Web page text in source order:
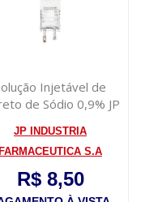
Injetável de
de Sódio 0,9% JP
JP INDUSTRIA
FARMACEUTICA S.A
R$ 8,50